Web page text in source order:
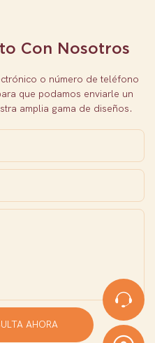
Con Nosotros
o número de teléfono
que podamos enviarle un
amplia gama de diseños.
AHORA